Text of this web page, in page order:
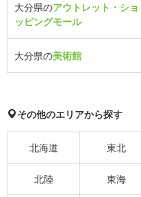
大分県のアウトレット・ショ
ッピングモール
大分県の美術館
その他のエリアから探す
北海道 東北
北陸 東海